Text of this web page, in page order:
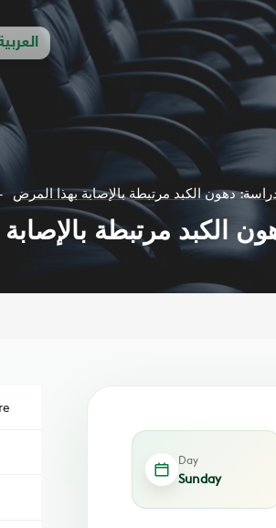
دهون الكبد مرتبطة بالإصابة بهذا المرض
الكبد مرتبطة
Day
Sunday